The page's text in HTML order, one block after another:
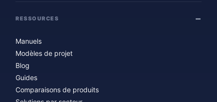
RESSOURCES
Manuels
Modèles de projet
Blog
Guides
Comparaisons de produits